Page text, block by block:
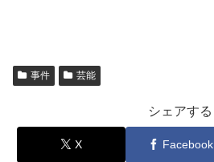
事件 芸能
シェアする
X Facebook